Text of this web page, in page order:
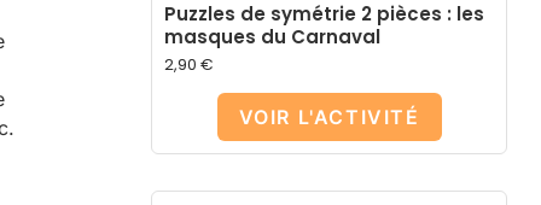
Puzzles de symétrie 2 pièces : les
masques du Carnaval
2,90 €
VOIR L'ACTIVITÉ